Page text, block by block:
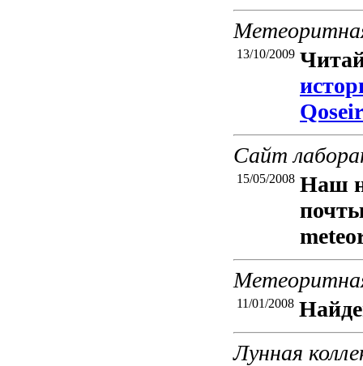
13/10/2009
Сайт
15/05/2008 Наш
11/01/2008
Лунная